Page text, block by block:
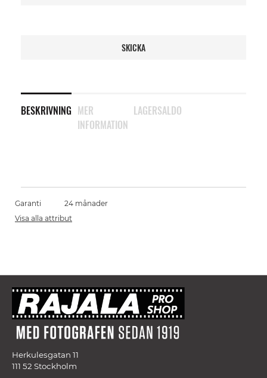
SKICKA
BESKRIVNING MER
INFORMATION
LAGERSALDO
Garanti
24 månader
Visa alla attribut
Herkulesgatan 11
111 52 Stockholm